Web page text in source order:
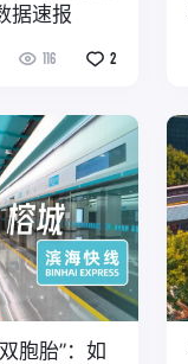
据速报
116 2
胞胎”：如